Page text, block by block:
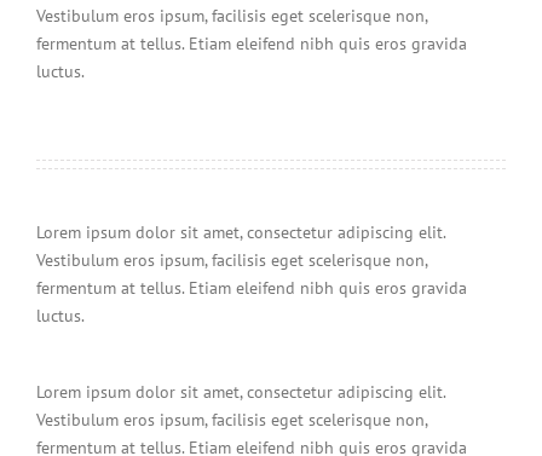
Vestibulum eros ipsum, facilisis eget scelerisque non,
fermentum at tellus. Etiam eleifend nibh quis eros gravida
luctus.
Lorem ipsum dolor sit amet, consectetur adipiscing elit.
Vestibulum eros ipsum, facilisis eget scelerisque non,
fermentum at tellus. Etiam eleifend nibh quis eros gravida
luctus.
Lorem ipsum dolor sit amet, consectetur adipiscing elit.
Vestibulum eros ipsum, facilisis eget scelerisque non,
fermentum at tellus. Etiam eleifend nibh quis eros gravida